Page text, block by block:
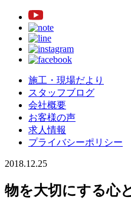
施工・現場だより
スタッフブログ
会社概要
お客様の声
求人情報
プライバシーポリシー
2018.12.25
物を大切にする心